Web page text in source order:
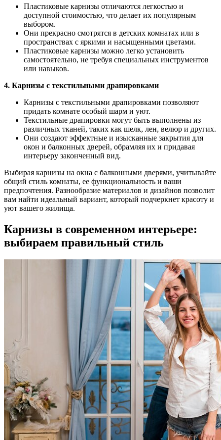
Пластиковые карнизы отличаются легкостью и
доступной стоимостью, что делает их популярным
выбором.
Они прекрасно смотрятся в детских комнатах или в
пространствах с яркими и насыщенными цветами.
Пластиковые карнизы можно легко установить
самостоятельно, не требуя специальных инструментов
или навыков.
4. Карнизы с текстильными драпировками
Карнизы с текстильными драпировками позволяют
придать комнате особый шарм и уют.
Текстильные драпировки могут быть выполнены из
различных тканей, таких как шелк, лен, велюр и других.
Они создают эффектные и изысканные закрытия для
окон и балконных дверей, обрамляя их и придавая
интерьеру законченный вид.
Выбирая карнизы на окна с балконными дверями, учитывайте
общий стиль комнаты, ее функциональность и ваши
предпочтения. Разнообразие материалов и дизайнов позволит
вам найти идеальный вариант, который подчеркнет красоту и
уют вашего жилища.
Карнизы в современном интерьере:
выбираем правильный стиль